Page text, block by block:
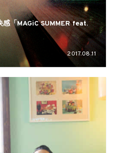
「MAGiC SUMMER feat.
2017.08.11